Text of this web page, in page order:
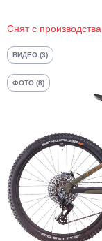
Снят с производства
ВИДЕО (3)
ФОТО (8)
График
Сегодня
25%
в корзину
25%